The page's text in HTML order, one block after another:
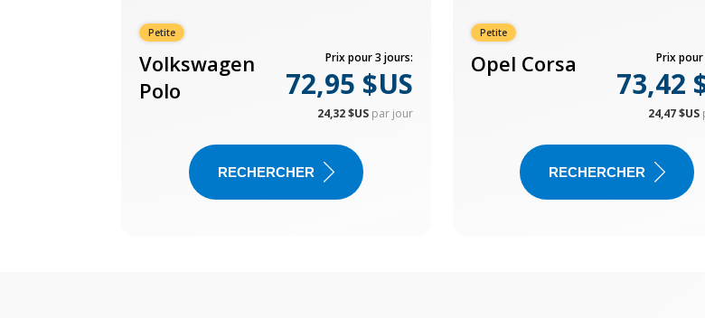
Petite
Volkswagen
Polo
Prix pour 3 jours:
72,95 $US
24,32 $US par jour
RECHERCHER
Petite
Opel Corsa Prix
73,42
24,47 $US
RECHERCHER